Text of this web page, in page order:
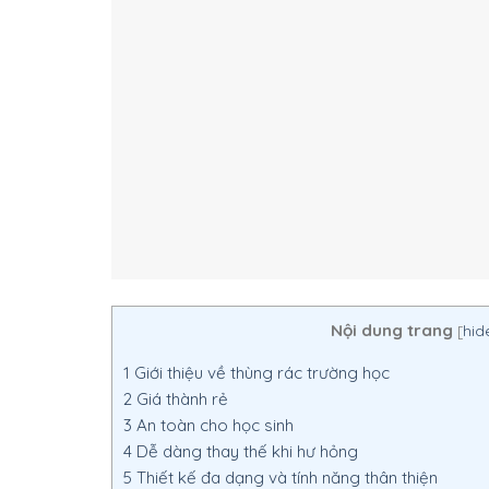
Nội dung trang [
1 Giới thiệu về thùng rác trường học
2 Giá thành rẻ
3 An toàn cho học sinh
4 Dễ dàng thay thế khi hư hỏng
5 Thiết kế đa dạng và tính năng thân thiện